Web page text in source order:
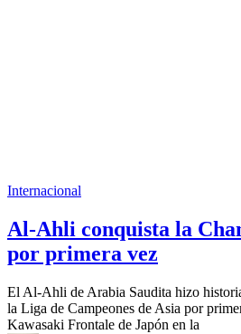
Internacional
Al-Ahli conquista la
por primera vez
El Al-Ahli de Arabia Saudita hizo
la Liga de Campeones de Asia por
Kawasaki Frontale de Japón en la